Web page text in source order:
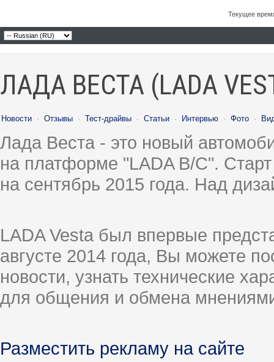
Текущее
ЛАДА ВЕСТА (LADA
Новости · Отзывы · Тест-драйвы · Статьи · Интервью · Фото ·
Лада Веста - это новый
на платформе "LADA B/C".
на сентябрь 2015 года. Над
LADA Vesta был впервые
августе 2014 года, Вы можете
новости, узнать технические
для общения и обмена
Разместить рекламу на сайте